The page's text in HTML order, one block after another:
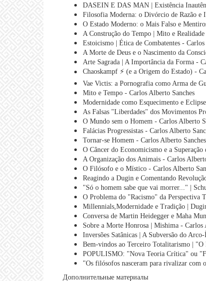
DASEIN E DAS MAN | Existência
Filosofia Moderna: o Divórcio de Razão e
O Estado Moderno: o Mais Falso e
A Construção do Tempo | Mito e
Estoicismo | Ética de Combatentes -
A Morte de Deus e o Nascimento da
Arte Sagrada | A Importância da Forma -
Chaoskampf ⚡ (e a Origem do Estado) -
Vae Victis: a Pornografia como Arma de
Mito e Tempo - Carlos Alberto Sanches
Modernidade como Esquecimento e
As Falsas "Liberdades" dos Movimentos
O Mundo sem o Homem - Carlos Alberto
Falácias Progressistas - Carlos Alberto
Tornar-se Homem - Carlos Alberto Sanches
O Câncer do Economicismo e a
A Organização dos Animais - Carlos
O Filósofo e o Místico - Carlos Alberto
Reagindo a Dugin e Comentando
"Só o homem sabe que vai morrer..." |
O Problema do "Racismo" da Perspectiva
Millennials,Modernidade e Tradição |
Conversa de Martin Heidegger e Maha
Sobre a Morte Honrosa | Mishima - Carlos
Inversões Satânicas | A Subversão do
Bem-vindos ao Terceiro Totalitarismo |
POPULISMO: "Nova Teoria Crítica" ou
"Os filósofos nasceram para rivalizar com
Дополнительные материалы